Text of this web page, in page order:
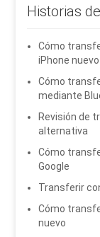
Historias
Cómo
iPhone
Cómo
mediante
Revisión de
alternativa
Cómo
Google
Transferir
Cómo
nuevo